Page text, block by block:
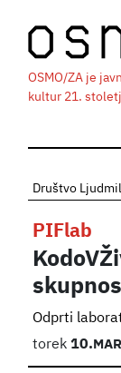
OSMO/ZA je
kultur 21.
Društvo
PIFlab
Odprti
torek10.